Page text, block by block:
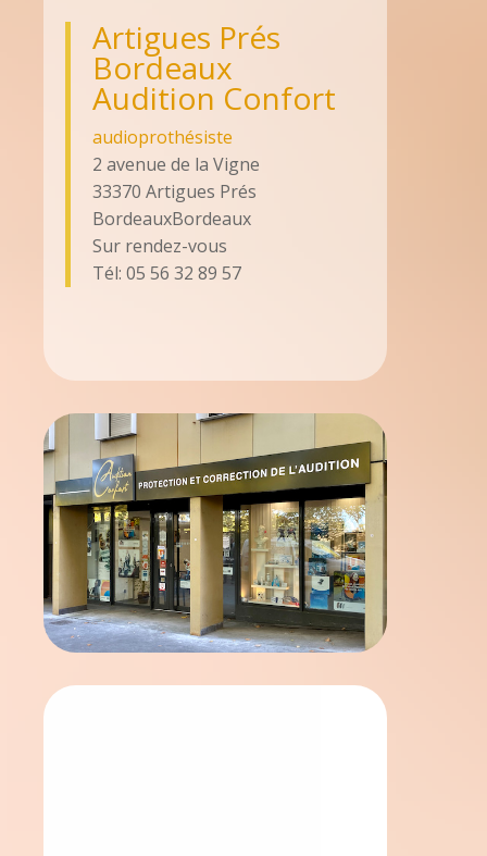
Artigues Prés
Bordeaux
Audition Confort
audioprothésiste
2 avenue de la Vigne
33370 Artigues Prés
BordeauxBordeaux
Sur rendez-vous
Tél: 05 56 32 89 57